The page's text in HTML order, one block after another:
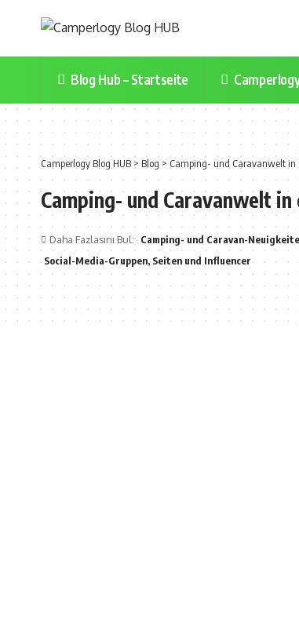
Blog Hub – Startseite
Camperlogy Blog HUB > Blog > Camping- und Caravanwelt in
Camping- und Caravanwelt in
Daha Fazlasını Bul: Camping- und Caravan-
Social-Media-Gruppen, Seiten und Influencer